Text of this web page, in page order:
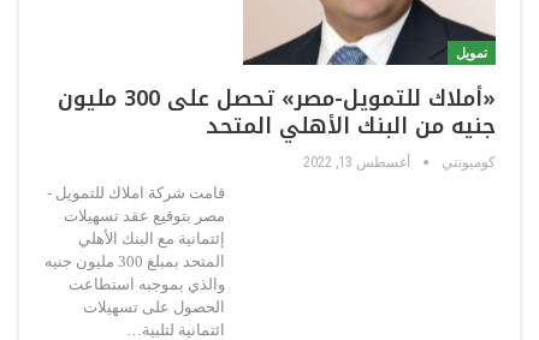
تمويل
«أملاك للتمويل-مصر» تحصل على 300 مليون
جنيه من البنك الأهلي المتحد
كوميونتي أغسطس 13, 2022
قامت شركة املاك للتمويل -
مصر بتوقيع عقد تسهيلات
إئتمانية مع البنك الأهلي
المتحد بمبلغ 300 مليون جنيه
والذي بموجبه استطاعت
الحصول على تسهيلات
ائتمانية لتلبية…